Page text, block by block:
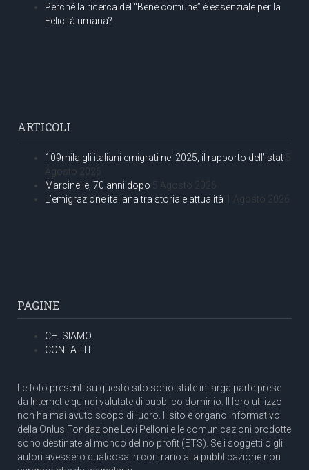
Perché la ricerca del “Bene comune” è essenziale per la
Felicità umana?
ARTICOLI
109mila gli italiani emigrati nel 2025, il rapporto dell’Istat 5
Agosto 2026
Marcinelle, 70 anni dopo 5 Agosto 2026
L’emigrazione italiana tra storia e attualità 1 Agosto 2026
PAGINE
CHI SIAMO
CONTATTI
Le foto presenti su questo sito sono state in larga parte prese
da Internet e quindi valutate di pubblico dominio. Il loro utilizzo
non ha mai avuto scopo di lucro. Il sito è organo informativo
della Onlus Fondazione Levi Pelloni e le comunicazioni prodotte
sono destinate al mondo del no profit (ETS). Se i soggetti o gli
autori avessero qualcosa in contrario alla pubblicazione non